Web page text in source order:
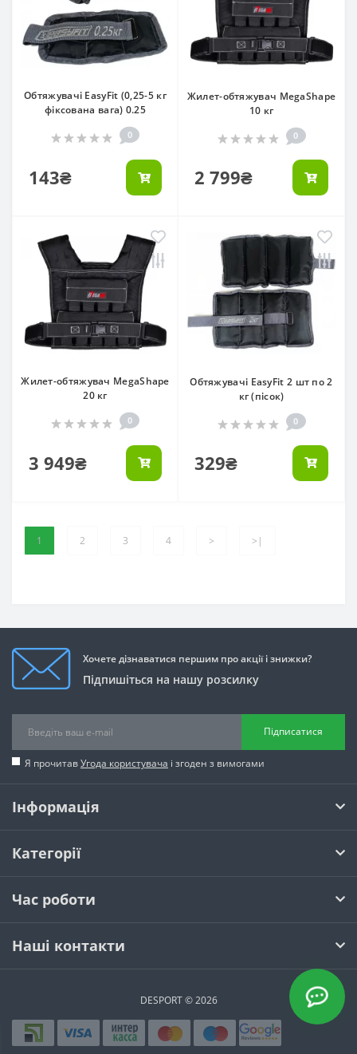
Обтяжувачі EasyFit (0,25-5 кг
фіксована вага) 0.25
0
143₴
Жилет-обтяжувач MegaShape
10 кг
0
2 799₴
Жилет-обтяжувач MegaShape
20 кг
0
3 949₴
Обтяжувачі EasyFit 2 шт по 2
кг (пісок)
0
329₴
1 2 3 4 > >|
Хочете дізнаватися першим про акції і знижки?
Підпишіться на нашу розсилку
Підписатися
Я прочитавУгода користувача і згоден з вимогами
Інформація
Категорії
Час роботи
Наші контакти
DESPORT © 2026